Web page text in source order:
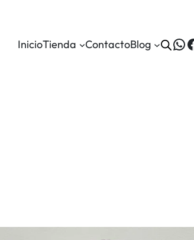
InicioTienda ContactoBlog